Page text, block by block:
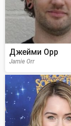
Джейми Орр
Jamie Orr